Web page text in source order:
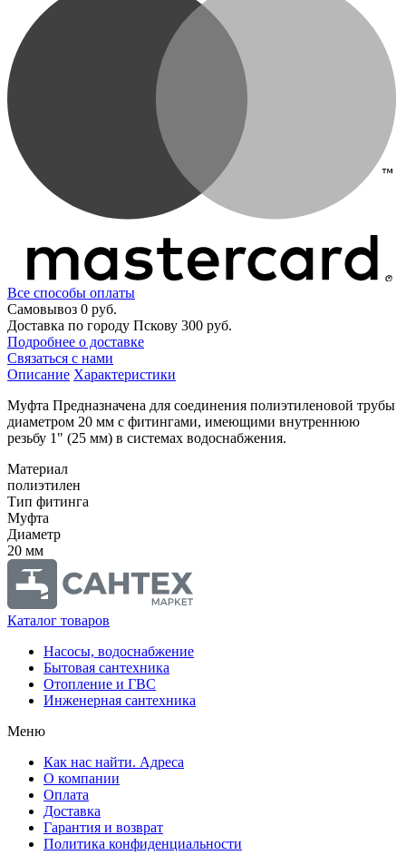
Все способы оплаты
Самовывоз 0 руб.
Доставка по городу Пскову 300 руб.
Подробнее о доставке
Связаться с нами
Описание Характеристики
Муфта Предназначена для соединения полиэтиленовой трубы
диаметром 20 мм с фитингами, имеющими внутреннюю
резьбу 1" (25 мм) в системах водоснабжения.
Материал
полиэтилен
Тип фитинга
Муфта
Диаметр
20 мм
Каталог товаров
Насосы, водоснабжение
Бытовая сантехника
Отопление и ГВС
Инженерная сантехника
Меню
Как нас найти. Адреса
О компании
Оплата
Доставка
Гарантия и возврат
Политика конфиденциальности